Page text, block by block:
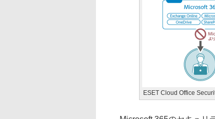
ESET Cloud Office